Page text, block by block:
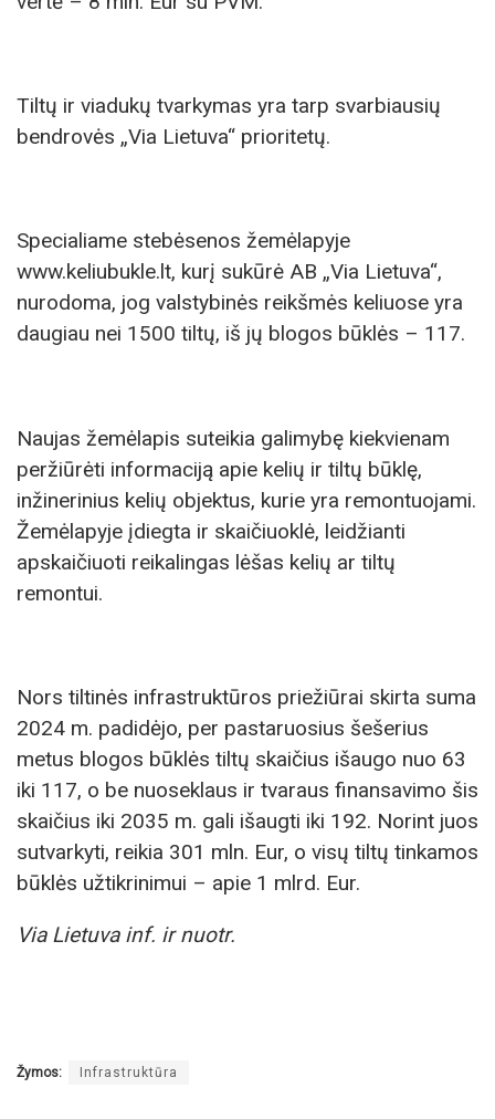
Tiltų ir viadukų tvarkymas yra tarp svarbiausių
bendrovės „Via Lietuva“ prioritetų.
Specialiame stebėsenos žemėlapyje
www.keliubukle.lt, kurį sukūrė AB „Via Lietuva“,
nurodoma, jog valstybinės reikšmės keliuose yra
daugiau nei 1500 tiltų, iš jų blogos būklės – 117.
Naujas žemėlapis suteikia galimybę kiekvienam
peržiūrėti informaciją apie kelių ir tiltų būklę,
inžinerinius kelių objektus, kurie yra remontuojami.
Žemėlapyje įdiegta ir skaičiuoklė, leidžianti
apskaičiuoti reikalingas lėšas kelių ar tiltų
remontui.
Nors tiltinės infrastruktūros priežiūrai skirta suma
2024 m. padidėjo, per pastaruosius šešerius
metus blogos būklės tiltų skaičius išaugo nuo 63
iki 117, o be nuoseklaus ir tvaraus finansavimo šis
skaičius iki 2035 m. gali išaugti iki 192. Norint juos
sutvarkyti, reikia 301 mln. Eur, o visų tiltų tinkamos
būklės užtikrinimui – apie 1 mlrd. Eur.
Via Lietuva inf. ir nuotr.
Žymos: Infrastruktūra